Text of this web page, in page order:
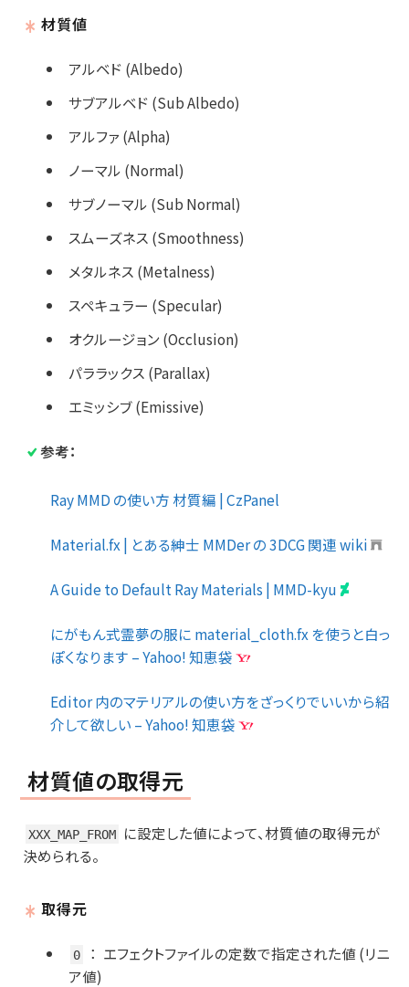
材質値
アルベド (Albedo)
サブアルベド (Sub Albedo)
アルファ (Alpha)
ノーマル (Normal)
サブノーマル (Sub Normal)
スムーズネス (Smoothness)
メタルネス (Metalness)
スペキュラー (Specular)
オクルージョン (Occlusion)
パララックス (Parallax)
エミッシブ (Emissive)
参考：
Ray MMD の使い方 材質編 | CzPanel
Material.fx | とある紳士 MMDer の 3DCG 関連 wiki
A Guide to Default Ray Materials | MMD-kyu
にがもん式霊夢の服に material_cloth.fx を使うと白っ
ぽくなります – Yahoo! 知恵袋
Editor 内のマテリアルの使い方をざっくりでいいから紹
介して欲しい – Yahoo! 知恵袋
材質値の取得元
XXX_MAP_FROM
に設定した値によって、材質値の取得元が
決められる。
取得元
0 ： エフェクトファイルの定数で指定された値 (リニ
ア値)